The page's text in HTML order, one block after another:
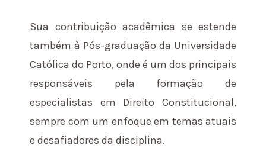
Sua contribuição acadêmica se estende
também à Pós-graduação da Universidade
Católica do Porto, onde é um dos principais
responsáveis pela formação de
especialistas em Direito Constitucional,
sempre com um enfoque em temas atuais
e desafiadores da disciplina.